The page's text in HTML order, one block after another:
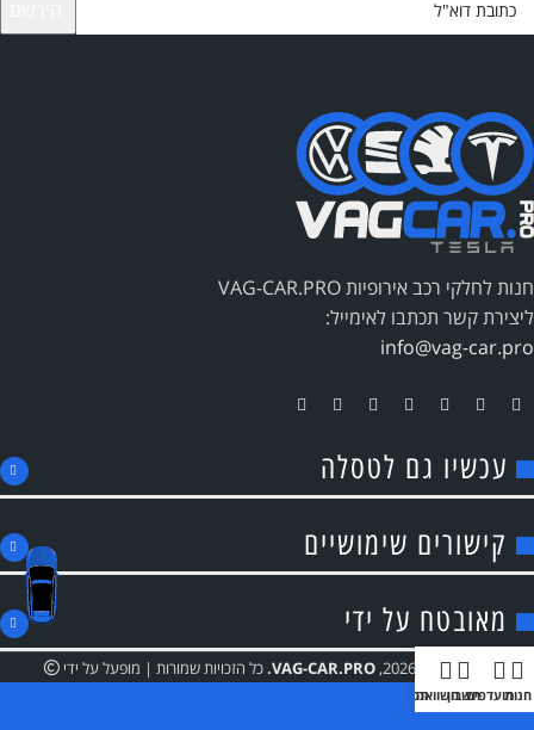
חנות לחלקי רכב אירופיות VAG-CAR.PRO
ליצירת קשר תכתבו לאימייל:
info@vag-car.pro
עכשיו גם לטסלה
קישורים שימושיים
מאובטח על ידי
זכויות יוצרים 2026, VAG-CAR.PRO
.כל הזכויות שמורות | מופעל על ידי
חנותמועדפיםחשבוןהשוואהתפריט